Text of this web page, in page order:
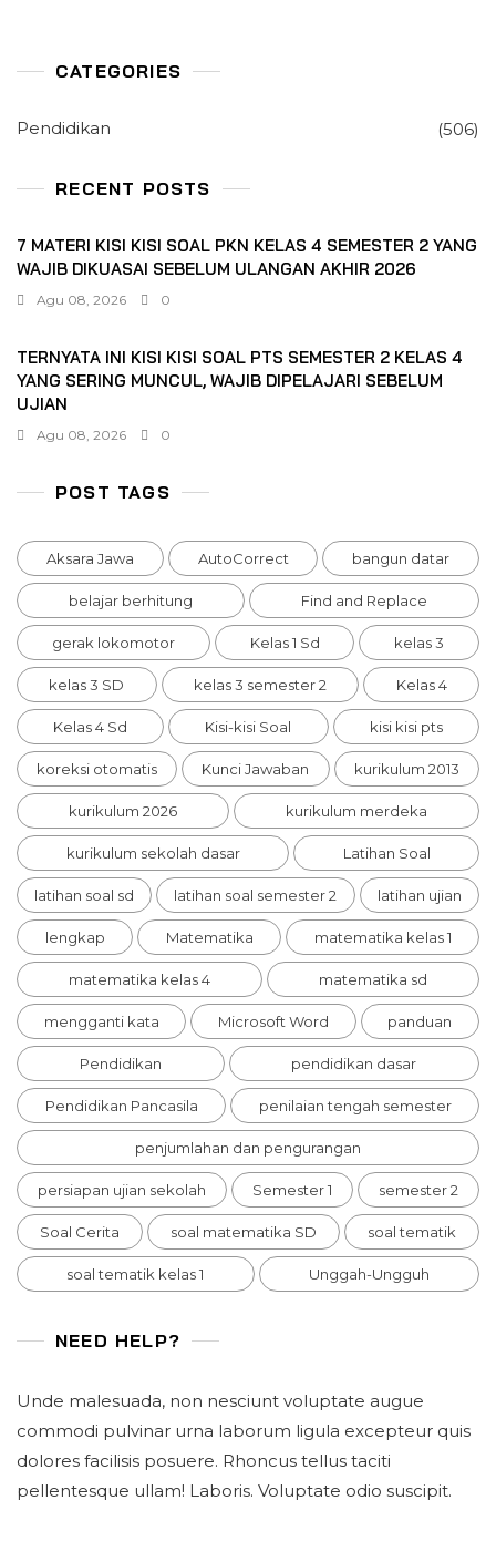
CATEGORIES
Pendidikan (506)
RECENT POSTS
7 MATERI KISI KISI SOAL PKN KELAS 4 SEMESTER 2 YANG
WAJIB DIKUASAI SEBELUM ULANGAN AKHIR 2026
Agu 08, 2026 0
TERNYATA INI KISI KISI SOAL PTS SEMESTER 2 KELAS 4
YANG SERING MUNCUL, WAJIB DIPELAJARI SEBELUM
UJIAN
Agu 08, 2026 0
POST TAGS
Aksara Jawa AutoCorrect bangun datar
belajar berhitung Find and Replace
gerak lokomotor Kelas 1 Sd kelas 3
kelas 3 SD kelas 3 semester 2 Kelas 4
Kelas 4 Sd Kisi-kisi Soal kisi kisi pts
koreksi otomatis Kunci Jawaban kurikulum 2013
kurikulum 2026 kurikulum merdeka
kurikulum sekolah dasar Latihan Soal
latihan soal sd latihan soal semester 2 latihan ujian
lengkap Matematika matematika kelas 1
matematika kelas 4 matematika sd
mengganti kata Microsoft Word panduan
Pendidikan pendidikan dasar
Pendidikan Pancasila penilaian tengah semester
penjumlahan dan pengurangan
persiapan ujian sekolah Semester 1 semester 2
Soal Cerita soal matematika SD soal tematik
soal tematik kelas 1 Unggah-Ungguh
NEED HELP?
Unde malesuada, non nesciunt voluptate augue
commodi pulvinar urna laborum ligula excepteur quis
dolores facilisis posuere. Rhoncus tellus taciti
pellentesque ullam! Laboris. Voluptate odio suscipit.